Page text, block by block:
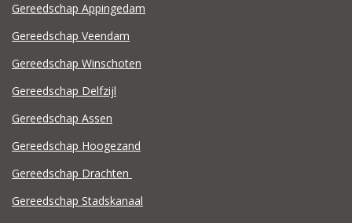
Gereedschap Appingedam
Gereedschap Veendam
Gereedschap Winschoten
Gereedschap Delfzijl
Gereedschap Assen
Gereedschap Hoogezand
Gereedschap Drachten
Gereedschap Stadskanaal